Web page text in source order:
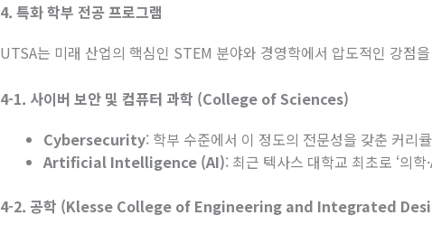
4. 특화학부 전공프로그램
UTSA는 미래 산업의 핵심인 STEM 분야와 경영학에서 압도적인 강점
4-1. 사이버 보안 및 컴퓨터 과학 (College of Sciences)
Cybersecurity: 학부 수준에서 이 정도의 전문성을 갖춘 커리
Artificial Intelligence (AI): 최근 텍사스 대학교 최초로 ‘의학
4-2. 공학 (Klesse College of Engineering and Integrated